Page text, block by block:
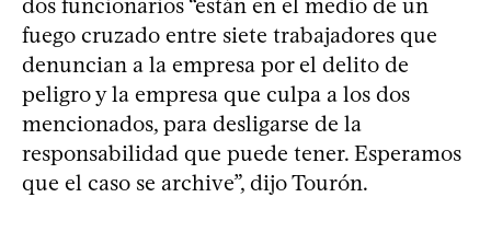
fuego cruzado entre siete trabajadores que
denuncian a la empresa por el delito de
peligro y la empresa que culpa a los dos
mencionados, para desligarse de la
responsabilidad que puede tener. Esperamos
que el caso se archive”, dijo Tourón.